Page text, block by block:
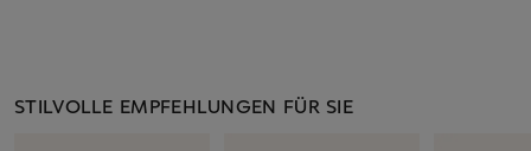
STILVOLLE EMPFEHLUNGEN FÜR SIE